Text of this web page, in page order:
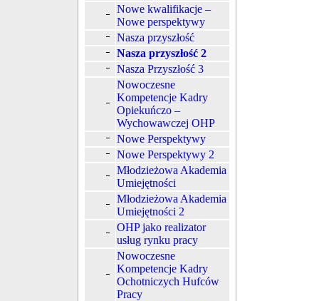
Nowe kwalifikacje –
Nowe perspektywy
Nasza przyszłość
Nasza przyszłość 2
Nasza Przyszłość 3
Nowoczesne
Kompetencje Kadry
Opiekuńczo –
Wychowawczej OHP
Nowe Perspektywy
Nowe Perspektywy 2
Młodzieżowa Akademia
Umiejętności
Młodzieżowa Akademia
Umiejętności 2
OHP jako realizator
usług rynku pracy
Nowoczesne
Kompetencje Kadry
Ochotniczych Hufców
Pracy